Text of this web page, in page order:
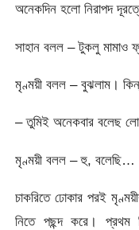
অনেকদিন হলো নিরাপদ
সাহান বলল – টুকলু মামাও
মৃণ্ময়ী বলল – বুঝলাম।
– তুমিই অনেকবার বলেছ
মৃণ্ময়ী বলল – হু,
চাকরিতে ঢোকার পরই
নিতে পছন্দ করে। প্রথম